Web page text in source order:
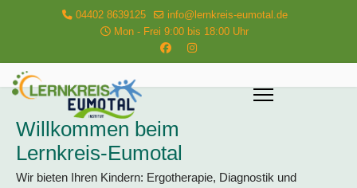
04402 8639125
info@lernkreis-eumotal.de
Mon - Frei 9:00 bis 18:00 Uhr
Wi kommen beim
Lernkreis-Eumotal
Wir bieten Ihren Kindern: Ergotherapie, Diagnostik und